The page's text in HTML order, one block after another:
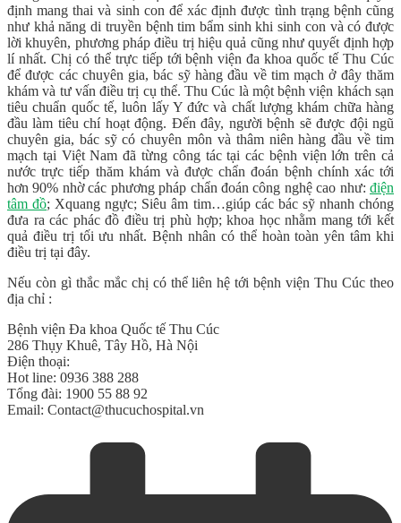
định mang thai và sinh con để xác định được tình trạng bệnh cũng
như khả năng di truyền bệnh tim bẩm sinh khi sinh con và có được
lời khuyên, phương pháp điều trị hiệu quả cũng như quyết định hợp
lí nhất. Chị có thể trực tiếp tới bệnh viện đa khoa quốc tế Thu Cúc
để được các chuyên gia, bác sỹ hàng đầu về tim mạch ở đây thăm
khám và tư vấn điều trị cụ thể. Thu Cúc là một bệnh viện khách sạn
tiêu chuẩn quốc tế, luôn lấy Y đức và chất lượng khám chữa hàng
đầu làm tiêu chí hoạt động. Đến đây, người bệnh sẽ được đội ngũ
chuyên gia, bác sỹ có chuyên môn và thâm niên hàng đầu về tim
mạch tại Việt Nam đã từng công tác tại các bệnh viện lớn trên cả
nước trực tiếp thăm khám và được chẩn đoán bệnh chính xác tới
hơn 90% nhờ các phương pháp chẩn đoán công nghệ cao như: điện
tâm đồ; Xquang ngực; Siêu âm tim…giúp các bác sỹ nhanh chóng
đưa ra các phác đồ điều trị phù hợp; khoa học nhằm mang tới kết
quả điều trị tối ưu nhất. Bệnh nhân có thể hoàn toàn yên tâm khi
điều trị tại đây.
Nếu còn gì thắc mắc chị có thể liên hệ tới bệnh viện Thu Cúc theo
địa chỉ :
Bệnh viện Đa khoa Quốc tế Thu Cúc
286 Thụy Khuê, Tây Hồ, Hà Nội
Điện thoại:
Hot line: 0936 388 288
Tổng đài: 1900 55 88 92
Email: Contact@thucuchospital.vn